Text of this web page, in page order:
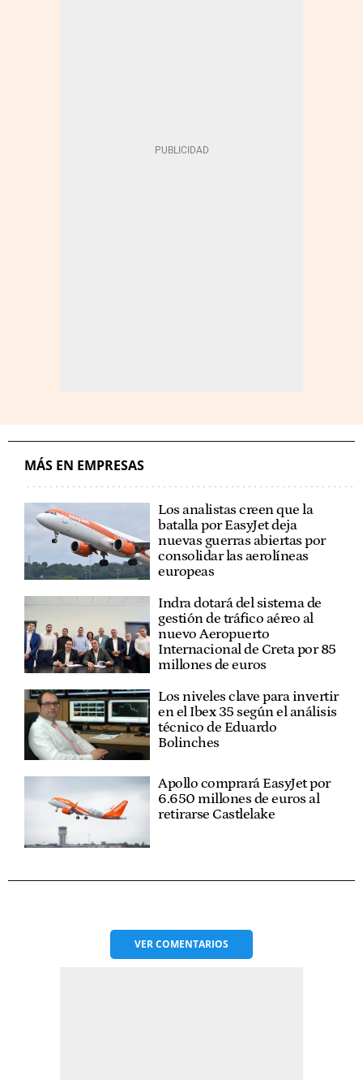
MÁS EN EMPRESAS
Los analistas creen que la
batalla por EasyJet deja
nuevas guerras abiertas por
consolidar las aerolíneas
europeas
Indra dotará del sistema de
gestión de tráfico aéreo al
nuevo Aeropuerto
Internacional de Creta por 85
millones de euros
Los niveles clave para invertir
en el Ibex 35 según el análisis
técnico de Eduardo
Bolinches
Apollo comprará EasyJet por
6.650 millones de euros al
retirarse Castlelake
VERCOMENTARIOS